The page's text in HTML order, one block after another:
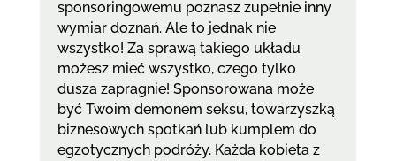
sponsoringowemu poznasz zupełnie inny
wymiar doznań. Ale to jednak nie
wszystko! Za sprawą takiego układu
możesz mieć wszystko, czego tylko
dusza zapragnie! Sponsorowana może
być Twoim demonem seksu, towarzyszką
biznesowych spotkań lub kumplem do
egzotycznych podróży. Każda kobieta z